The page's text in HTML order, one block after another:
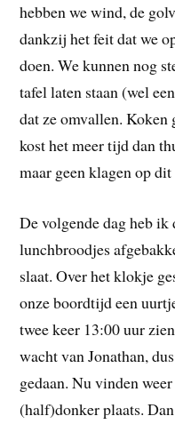
hebben we wind, de
dankzij het feit dat we
doen. We kunnen nog
tafel laten staan (wel
dat ze omvallen.
kost het meer tijd dan
maar geen klagen op
De volgende dag heb
lunchbroodjes
slaat. Over het klokje
onze boordtijd een
twee keer 13:00 uur
wacht van Jonathan,
gedaan. Nu vinden
(half)donker plaats.